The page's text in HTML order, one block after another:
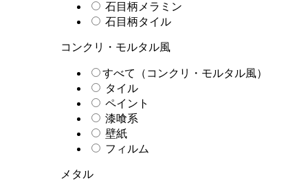
石目柄メラミン
石目柄タイル
コンクリ・モルタル風
すべて（コンクリ・モルタル風）
タイル
ペイント
漆喰系
壁紙
フィルム
メタル